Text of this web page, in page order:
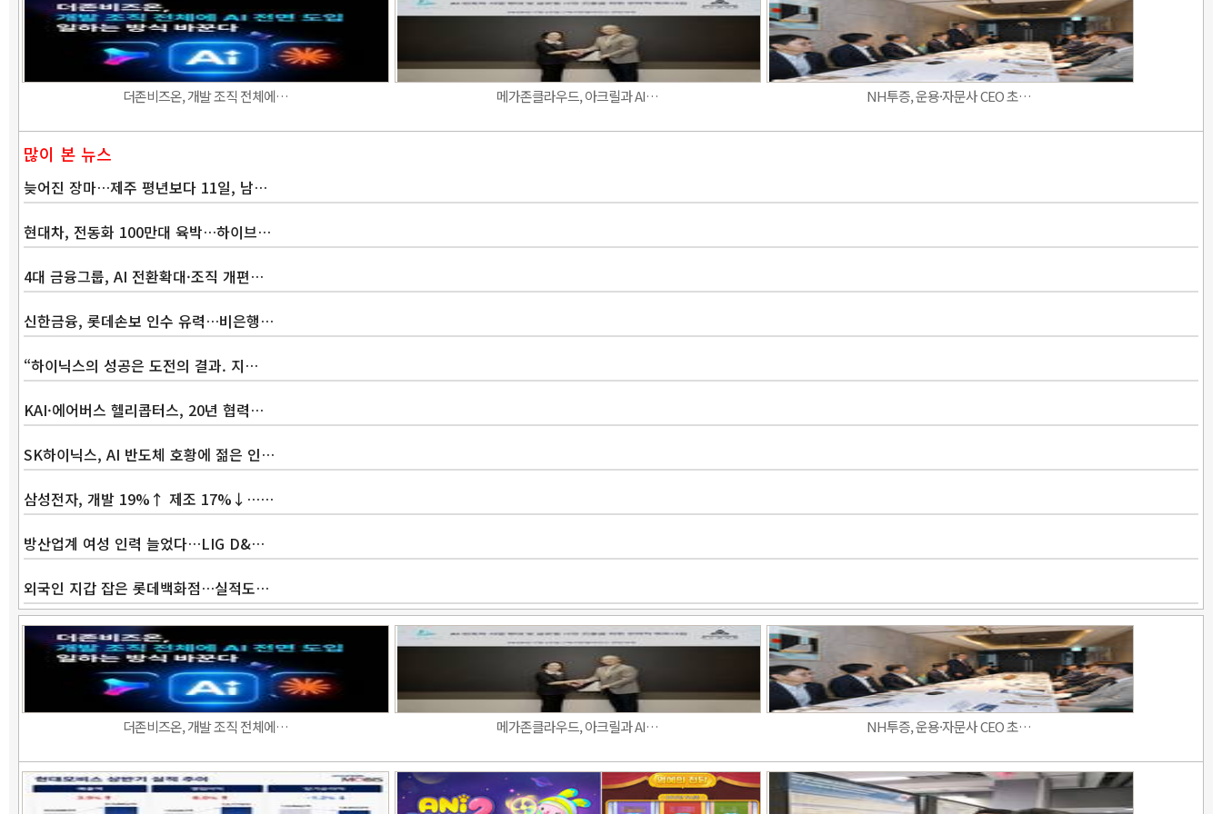
더존비즈온, 개발 조직 전체에… 메가존클라우드, 아크릴과 AI… NH투증, 운용·자문사 CEO 초…
많이 본 뉴스
늦어진 장마…제주 평년보다 11일, 남…
현대차, 전동화 100만대 육박…하이브…
4대 금융그룹, AI 전환확대·조직 개편…
신한금융, 롯데손보 인수 유력…비은행…
“하이닉스의 성공은 도전의 결과. 지…
KAI·에어버스 헬리콥터스, 20년 협력…
SK하이닉스, AI 반도체 호황에 젊은 인…
삼성전자, 개발 19%↑ 제조 17%↓……
방산업계 여성 인력 늘었다…LIG D&…
외국인 지갑 잡은 롯데백화점…실적도…
더존비즈온, 개발 조직 전체에… 메가존클라우드, 아크릴과 AI… NH투증, 운용·자문사 CEO 초…